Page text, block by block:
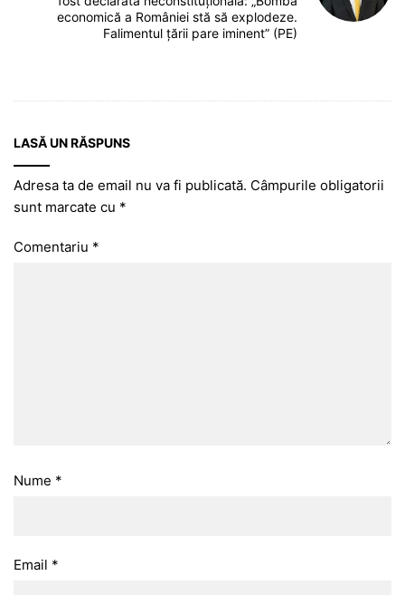
economică a României stă să explodeze.
Falimentul țării pare iminent” (PE)
LASĂ UN RĂSPUNS
Adresa ta de email nu va fi publicată. Câmpurile obligatorii
sunt marcate cu *
Comentariu *
Nume *
Email *